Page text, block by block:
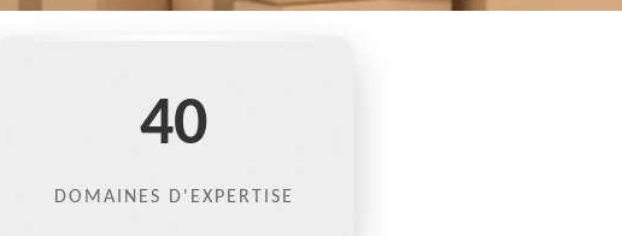
40
DOMAINES D'EXPERTISE